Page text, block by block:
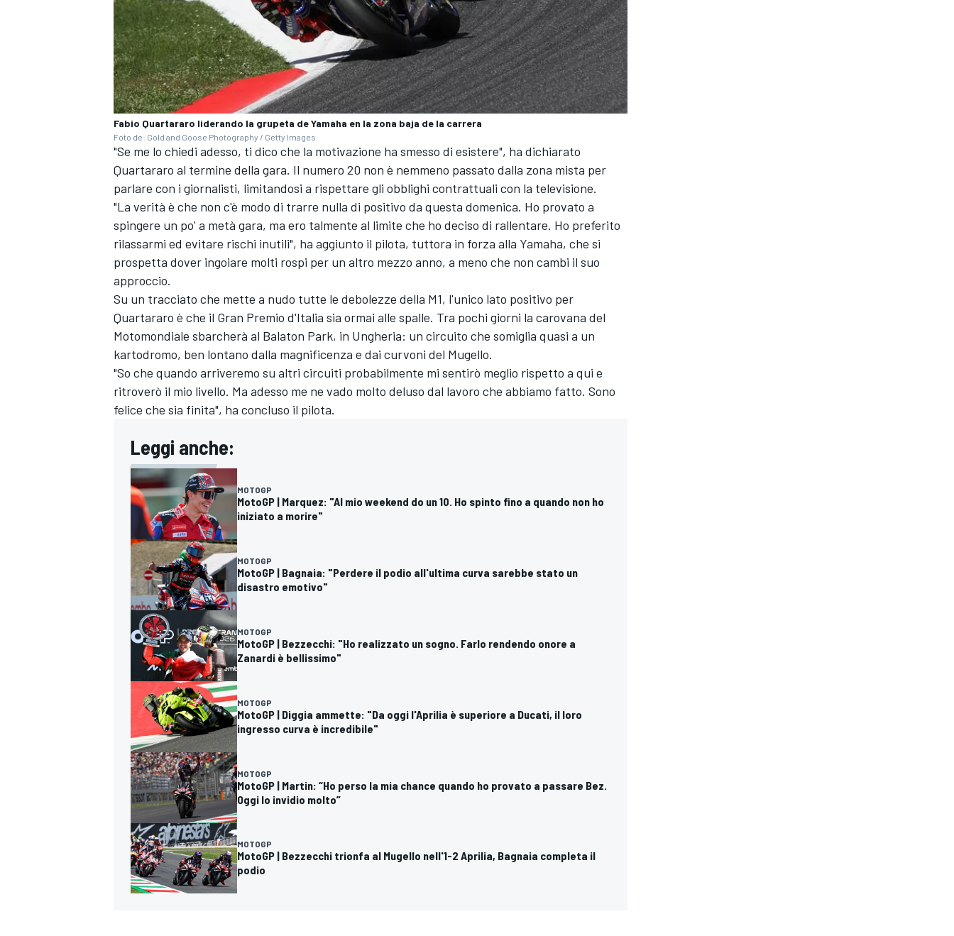
RALLY
Fabio Quartararo liderando la grupeta de Yamaha en la zona baja de la carrera
Foto de: Gold and Goose Photography / Getty Images
"Se me lo chiedi adesso, ti dico che la motivazione ha smesso di esistere", ha dichiarato
Quartararo al termine della gara. Il numero 20 non è nemmeno passato dalla zona mista per
parlare con i giornalisti, limitandosi a rispettare gli obblighi contrattuali con la televisione.
"La verità è che non c'è modo di trarre nulla di positivo da questa domenica. Ho provato a
spingere un po' a metà gara, ma ero talmente al limite che ho deciso di rallentare. Ho preferito
rilassarmi ed evitare rischi inutili", ha aggiunto il pilota, tuttora in forza alla Yamaha, che si
prospetta dover ingoiare molti rospi per un altro mezzo anno, a meno che non cambi il suo
approccio.
Su un tracciato che mette a nudo tutte le debolezze della M1, l'unico lato positivo per
Quartararo è che il Gran Premio d'Italia sia ormai alle spalle. Tra pochi giorni la carovana del
Motomondiale sbarcherà al Balaton Park, in Ungheria: un circuito che somiglia quasi a un
kartodromo, ben lontano dalla magnificenza e dai curvoni del Mugello.
"So che quando arriveremo su altri circuiti probabilmente mi sentirò meglio rispetto a qui e
ritroverò il mio livello. Ma adesso me ne vado molto deluso dal lavoro che abbiamo fatto. Sono
felice che sia finita", ha concluso il pilota.
Leggi anche:
MOTOGP
MotoGP | Marquez: "Al mio weekend do un 10. Ho spinto fino a quando non ho
iniziato a morire"
MOTOGP
MotoGP | Bagnaia: "Perdere il podio all'ultima curva sarebbe stato un
disastro emotivo"
MOTOGP
MotoGP | Bezzecchi: "Ho realizzato un sogno. Farlo rendendo onore a
Zanardi è bellissimo"
MOTOGP
MotoGP | Diggia ammette: "Da oggi l'Aprilia è superiore a Ducati, il loro
ingresso curva è incredibile"
MOTOGP
MotoGP | Martin: “Ho perso la mia chance quando ho provato a passare Bez.
Oggi lo invidio molto”
MOTOGP
MotoGP | Bezzecchi trionfa al Mugello nell'1-2 Aprilia, Bagnaia completa il
podio